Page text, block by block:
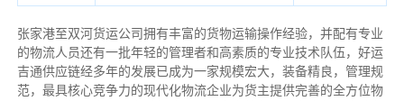
张家港至双河货运公司拥有丰富的货物运输操作经验，并配有专业
的物流人员还有一批年轻的管理者和高素质的专业技术队伍，好运
吉通供应链经多年的发展已成为一家规模宏大，装备精良，管理规
范，最具核心竞争力的现代化物流企业为货主提供完善的全方位物